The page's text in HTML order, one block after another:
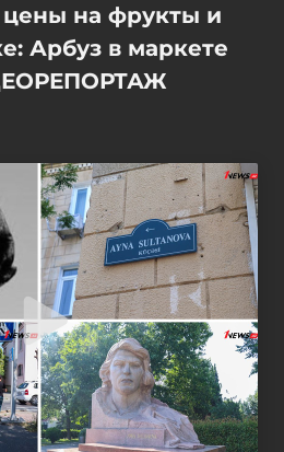
на фрукты и
Арбуз в маркете